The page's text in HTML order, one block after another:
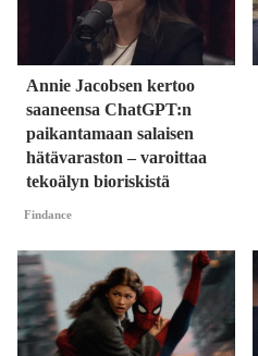
Annie Jacobsen kertoo
saaneensa ChatGPT:n
paikantamaan salaisen
hätävaraston – varoittaa
tekoälyn bioriskistä
Findance